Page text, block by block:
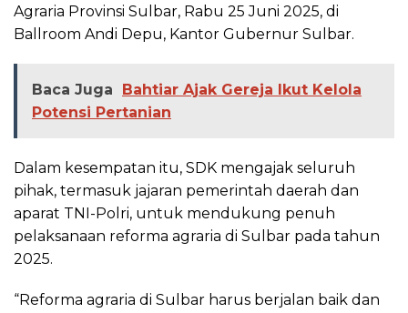
Agraria Provinsi Sulbar, Rabu 25 Juni 2025, di
Ballroom Andi Depu, Kantor Gubernur Sulbar.
Baca Juga
Bahtiar Ajak Gereja Ikut Kelola
Potensi Pertanian
Dalam kesempatan itu, SDK mengajak seluruh
pihak, termasuk jajaran pemerintah daerah dan
aparat TNI-Polri, untuk mendukung penuh
pelaksanaan reforma agraria di Sulbar pada tahun
2025.
“Reforma agraria di Sulbar harus berjalan baik dan